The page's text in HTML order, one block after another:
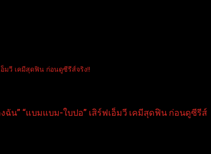
อ็มวี เคมีสุดฟิน ก่อนดูซีรีส์จริง!!
งฉัน” “แบมแบม-ใบปอ” เสิร์ฟเอ็มวี เคมีสุดฟิน ก่อนดูซีรีส์